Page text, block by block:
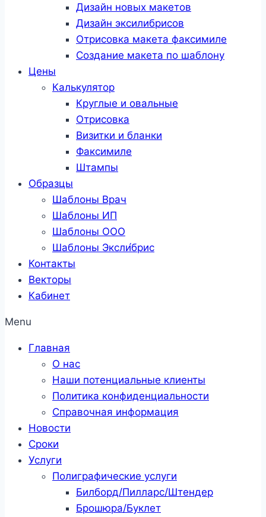
Дизайн новых макетов
Дизайн эксилибрисов
Отрисовка макета факсимиле
Создание макета по шаблону
Цены
Калькулятор
Круглые и овальные
Отрисовка
Визитки и бланки
Факсимиле
Штампы
Образцы
Шаблоны Врач
Шаблоны ИП
Шаблоны ООО
Шаблоны Эксли́брис
Контакты
Векторы
Кабинет
Menu
Главная
О нас
Наши потенциальные клиенты
Политика конфиденциальности
Справочная информация
Новости
Сроки
Услуги
Полиграфические услуги
Билборд/Пилларс/Штендер
Брошюра/Буклет